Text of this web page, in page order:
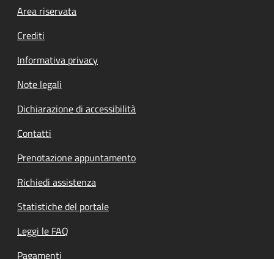
Footer menu
Area riservata
Crediti
Informativa privacy
Note legali
Dichiarazione di accessibilità
Contatti
Prenotazione appuntamento
Richiedi assistenza
Statistiche del portale
Leggi le FAQ
Pagamenti